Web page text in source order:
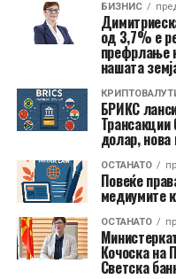
БИЗНИС
од 3,7% е
префрлање
нашата
БРИКС
Трансакции
долар,
ОСТАНАТО
Повеќе
медиумите
ОСТАНАТО
Кочоска на
Светска